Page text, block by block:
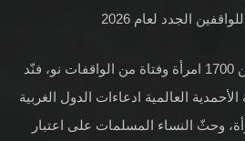
الجدد لعام 2026
في خطابٍ أمام أكثر من 1700 امرأة وفتاة من الواقفات نو، فنّد
العالمية ادعاءات الدول الغربية
وحثّ النساء المسلمات على اعتبار